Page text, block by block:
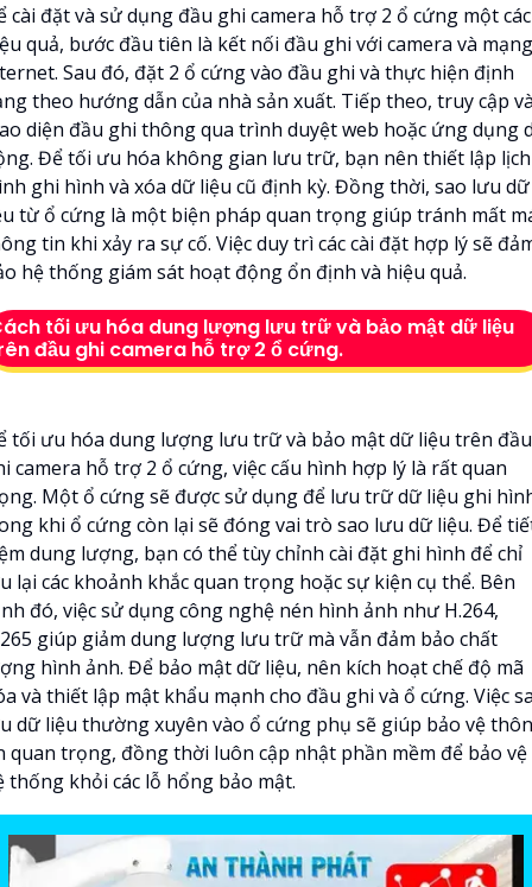
cài đặt và sử dụng đầu ghi camera hỗ trợ 2 ổ cứng một
quả, bước đầu tiên là kết nối đầu ghi với camera và mạng
Sau đó, đặt 2 ổ cứng vào đầu ghi và thực hiện định
theo hướng dẫn của nhà sản xuất. Tiếp theo, truy cập
diện đầu ghi thông qua trình duyệt web hoặc ứng dụng
Để tối ưu hóa không gian lưu trữ, bạn nên thiết lập lịch
ghi hình và xóa dữ liệu cũ định kỳ. Đồng thời, sao lưu dữ
từ ổ cứng là một biện pháp quan trọng giúp tránh mất
tin khi xảy ra sự cố. Việc duy trì các cài đặt hợp lý sẽ
hệ thống giám sát hoạt động ổn định và hiệu quả.
tối ưu hóa dung lượng lưu trữ và bảo mật dữ liệu
đầu ghi camera hỗ trợ 2 ổ cứng.
tối ưu hóa dung lượng lưu trữ và bảo mật dữ liệu trên đầu
camera hỗ trợ 2 ổ cứng, việc cấu hình hợp lý là rất quan
Một ổ cứng sẽ được sử dụng để lưu trữ dữ liệu ghi
khi ổ cứng còn lại sẽ đóng vai trò sao lưu dữ liệu. Để
dung lượng, bạn có thể tùy chỉnh cài đặt ghi hình để chỉ
lại các khoảnh khắc quan trọng hoặc sự kiện cụ thể. Bên
đó, việc sử dụng công nghệ nén hình ảnh như H.264,
giúp giảm dung lượng lưu trữ mà vẫn đảm bảo chất
hình ảnh. Để bảo mật dữ liệu, nên kích hoạt chế độ mã
và thiết lập mật khẩu mạnh cho đầu ghi và ổ cứng. Việc
dữ liệu thường xuyên vào ổ cứng phụ sẽ giúp bảo vệ
quan trọng, đồng thời luôn cập nhật phần mềm để bảo vệ
thống khỏi các lỗ hổng bảo mật.